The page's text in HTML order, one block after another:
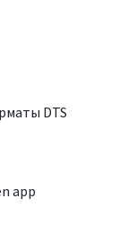
DTS
app